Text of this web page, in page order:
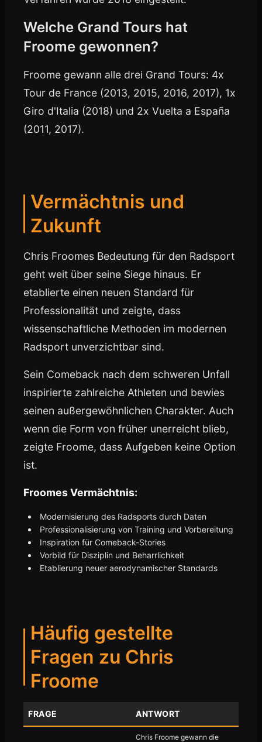
Welche Grand Tours hat
Froome gewonnen?
Froome gewann alle drei Grand Tours: 4x
Tour de France (2013, 2015, 2016, 2017), 1x
Giro d'Italia (2018) und 2x Vuelta a España
(2011, 2017).
Vermächtnis und
Zukunft
Chris Froomes Bedeutung für den Radsport
geht weit über seine Siege hinaus. Er
etablierte einen neuen Standard für
Professionalität und zeigte, dass
wissenschaftliche Methoden im modernen
Radsport unverzichtbar sind.
Sein Comeback nach dem schweren Unfall
inspirierte zahlreiche Athleten und bewies
seinen außergewöhnlichen Charakter. Auch
wenn die Form von früher unerreicht blieb,
zeigte Froome, dass Aufgeben keine Option
ist.
Froomes Vermächtnis:
Modernisierung des Radsports durch Daten
Professionalisierung von Training und Vorbereitung
Inspiration für Comeback-Stories
Vorbild für Disziplin und Beharrlichkeit
Etablierung neuer aerodynamischer Standards
Häufig gestellte
Fragen zu Chris
Froome
FRAGE ANTWORT
Chris Froome gewann die